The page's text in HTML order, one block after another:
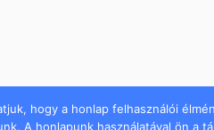
hogy a honlap felhasználói
A honlapunk használatával ön a